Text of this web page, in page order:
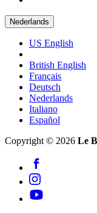
Nederlands
US English
British English
Français
Deutsch
Nederlands
Italiano
Español
Copyright © 2026 Le